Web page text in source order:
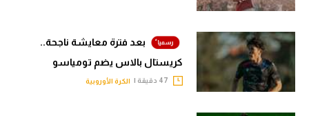
بعد فترة معايشة ناجحة..
كريستال بالاس يضم تومياسو
الكرة الأوروبية